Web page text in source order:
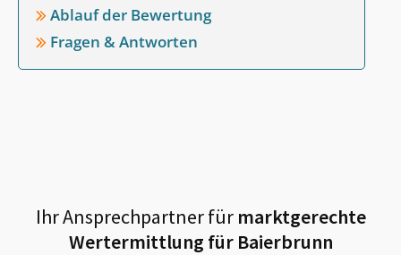
Ablauf der Bewertung
Fragen & Antworten
Ihr Ansprechpartner fürmarktgerechte
Wertermittlung für Baierbrunn